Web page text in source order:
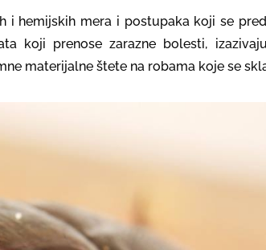
i hemijskih mera i postupaka koji se
koji prenose zarazne bolesti,
materijalne štete na robama koje se